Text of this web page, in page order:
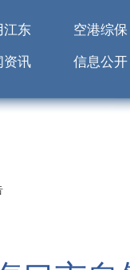
东 空港综保
资讯 信息公开